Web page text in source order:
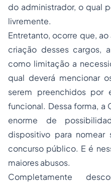
do administrador, o qual
livremente.
Entretanto, ocorre que,
criação desses cargos,
como limitação a
qual deverá mencionar
serem preenchidos por
funcional. Dessa forma, a
enorme de
dispositivo para
concurso público. E é
maiores abusos.
Completamente